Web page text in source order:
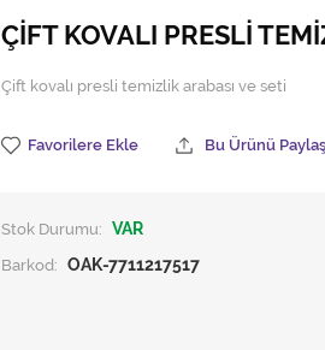
ÇİFT KOVALI PRESLİ
Çift kovalı presli temizlik arabası ve seti
Favorilere Ekle Bu Ürünü Paylaş
Stok Durumu: VAR
Barkod: OAK-7711217517